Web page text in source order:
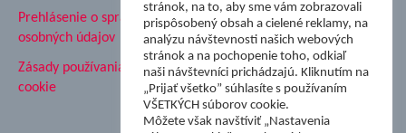
Prehlásenie o spracovaní
osobných údajov
Zásady používania súborov
cookie
Tále a.s.
stránok, na to, aby sme vám zobrazovali
prispôsobený obsah a cielené reklamy, na
analýzu návštevnosti našich webových
stránok a na pochopenie toho, odkiaľ
naši návštevníci prichádzajú. Kliknutím na
„Prijať všetko” súhlasíte s používaním
VŠETKÝCH súborov cookie.
Môžete však navštíviť „Nastavenia